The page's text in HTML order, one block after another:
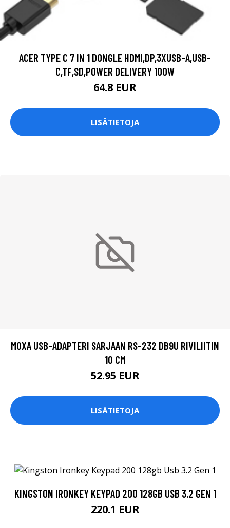
ACER TYPE C 7 IN 1 DONGLE HDMI,DP,3XUSB-A,USB-
C,TF,SD,POWER DELIVERY 100W
64.8 EUR
LISÄTIETOJA
MOXA USB-ADAPTERI SARJAAN RS-232 DB9U RIVILIITIN
10 CM
52.95 EUR
LISÄTIETOJA
KINGSTON IRONKEY KEYPAD 200 128GB USB 3.2 GEN 1
220.1 EUR